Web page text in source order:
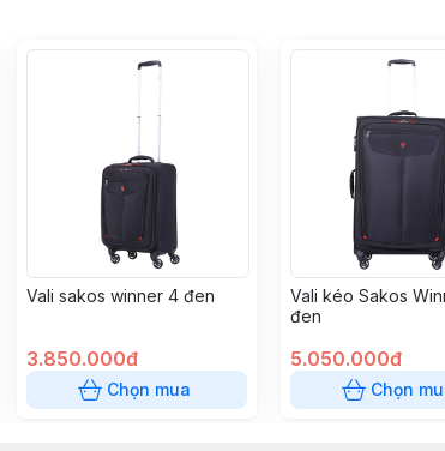
Vali sakos winner 4 đen
3.850.000đ
Chọn mua
Vali kéo Sakos
đen
5.050.000đ
Chọn